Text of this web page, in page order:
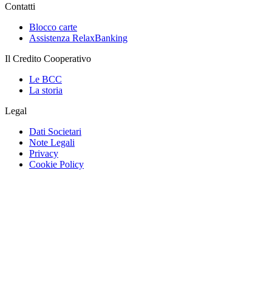
Contatti
Blocco carte
Assistenza RelaxBanking
Il Credito Cooperativo
Le BCC
La storia
Legal
Dati Societari
Note Legali
Privacy
Cookie Policy